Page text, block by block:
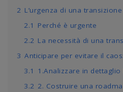
2 L’urgenza di una
2.1
Perché è urgente
2.2 La necessità di una
3 Anticipare per evitare il
3.1
1.Analizzare in
3.2 2. Costruire una